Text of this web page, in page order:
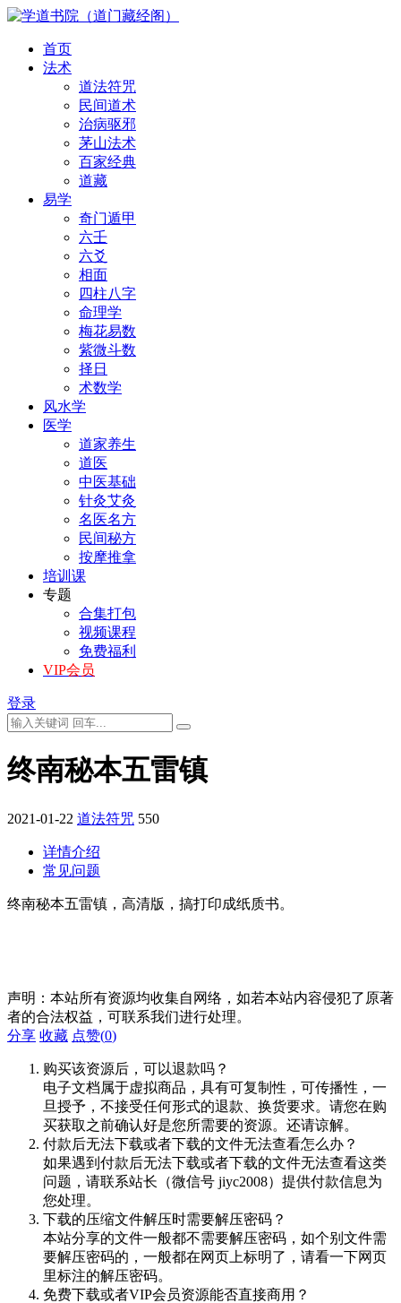
首页
法术
道法符咒
民间道术
治病驱邪
茅山法术
百家经典
道藏
易学
奇门遁甲
六壬
六爻
相面
四柱八字
命理学
梅花易数
紫微斗数
择日
术数学
风水学
医学
道家养生
道医
中医基础
针灸艾灸
名医名方
民间秘方
按摩推拿
培训课
专题
合集打包
视频课程
免费福利
VIP会员
登录
终南秘本五雷镇
2021-01-22 道法符咒 550
详情介绍
常见问题
终南秘本五雷镇，高清版，搞打印成纸质书。
声明：本站所有资源均收集自网络，如若本站内容侵犯了原著
者的合法权益，可联系我们进行处理。
分享 收藏 点赞(0)
购买该资源后，可以退款吗？
电子文档属于虚拟商品，具有可复制性，可传播性，一
旦授予，不接受任何形式的退款、换货要求。请您在购
买获取之前确认好是您所需要的资源。还请谅解。
付款后无法下载或者下载的文件无法查看怎么办？
如果遇到付款后无法下载或者下载的文件无法查看这类
问题，请联系站长（微信号 jiyc2008）提供付款信息为
您处理。
下载的压缩文件解压时需要解压密码？
本站分享的文件一般都不需要解压密码，如个别文件需
要解压密码的，一般都在网页上标明了，请看一下网页
里标注的解压密码。
免费下载或者VIP会员资源能否直接商用？